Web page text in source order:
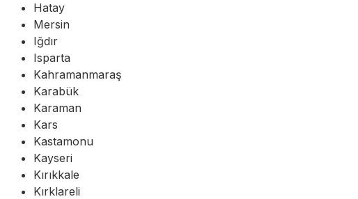
Hatay
Mersin
Iğdır
Isparta
Kahramanmaraş
Karabük
Karaman
Kars
Kastamonu
Kayseri
Kırıkkale
Kırklareli